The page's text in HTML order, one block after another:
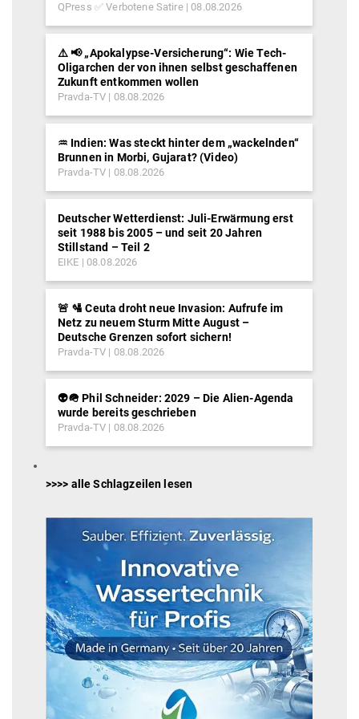
QPress ✅ Verbotene Satire 08.08.2026
⚠️ 📢 „Apokalypse-Versicherung“: Wie Tech-
Oligarchen der von ihnen selbst geschaffenen
Zukunft entkommen wollen
Pravda-TV 08.08.2026
♒︎ Indien: Was steckt hinter dem „wackelnden“
Brunnen in Morbi, Gujarat? (Video)
Pravda-TV 08.08.2026
Deutscher Wetterdienst: Juli-Erwärmung erst
seit 1988 bis 2005 – und seit 20 Jahren
Stillstand – Teil 2
EIKE 08.08.2026
🚨 🛂 Ceuta droht neue Invasion: Aufrufe im
Netz zu neuem Sturm Mitte August –
Deutsche Grenzen sofort sichern!
Pravda-TV 08.08.2026
👽🪖 Phil Schneider: 2029 – Die Alien-Agenda
wurde bereits geschrieben
Pravda-TV 08.08.2026
>>>> alle Schlagzeilen lesen